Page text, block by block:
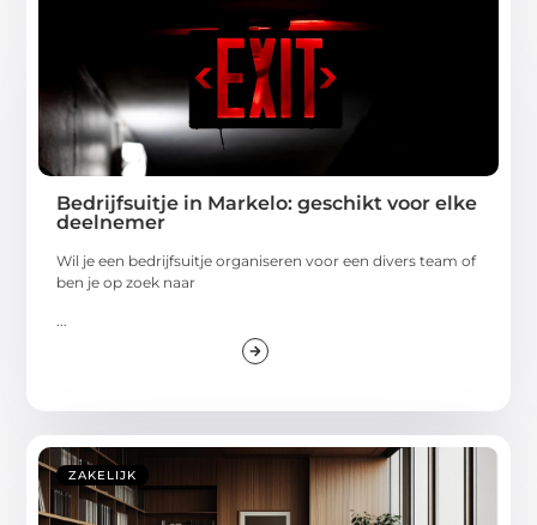
Bedrijfsuitje in Markelo: geschikt voor elke
deelnemer
Wil je een bedrijfsuitje organiseren voor een divers team of
ben je op zoek naar
...
ZAKELIJK